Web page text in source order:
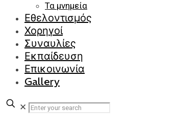
Τα μνημεία
Εθελοντισμός
Χορηγοί
Συναυλίες
Εκπαίδευση
Επικοινωνία
Gallery
✕